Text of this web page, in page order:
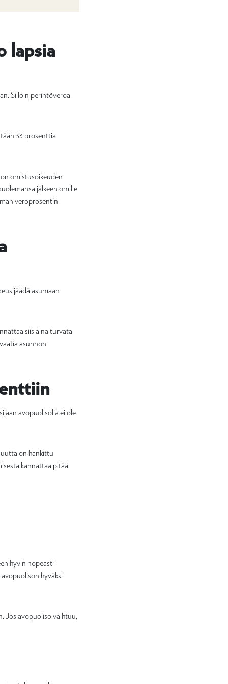
lapsia
Silloin perintöveroa
33 prosenttia
omistusoikeuden
jälkeen omille
veroprosentin
jäädä asumaan
siis aina turvata
asunnon
avopuolisolla ei ole
on hankittu
kannattaa pitää
hyvin nopeasti
hyväksi
Jos avopuoliso vaihtuu,